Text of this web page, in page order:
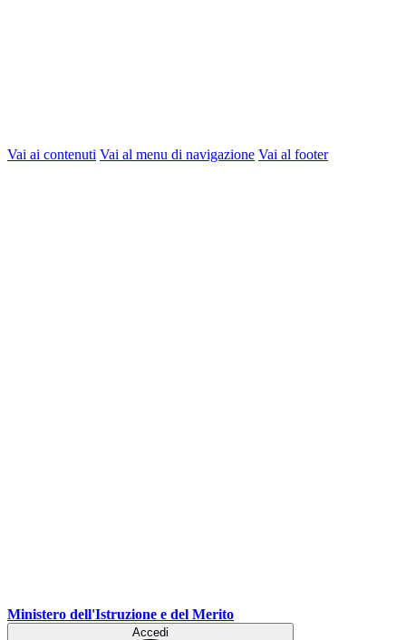
Vai ai contenuti Vai al menu di navigazione Vai al footer
Ministero dell'Istruzione e del Merito
Accedi